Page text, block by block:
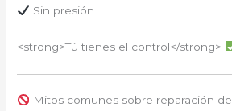
Sin presión
<strong>Tú tienes el control</strong>
Mitos comunes sobre reparación